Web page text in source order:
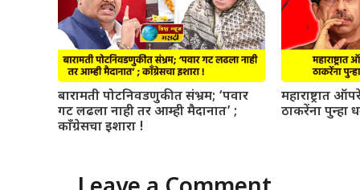
बारामती पोटनिवडणुकीत संभ्रम; ‘पवार
गट लढला नाही तर आम्ही मैदानात’ ;
काँग्रेसचा इशारा !
महाराष्ट्रात
ठाकरेंना पुन्हा